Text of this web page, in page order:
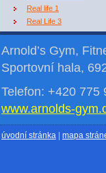
Real life 1
Real Life 3
Arnold’s Gym,
Sportovní hala,
Telefon: +420
www.arnolds-
úvodní stránka | mapa